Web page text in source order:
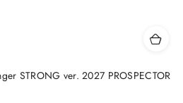
STRONG ver. 2027 PROSPECTOR